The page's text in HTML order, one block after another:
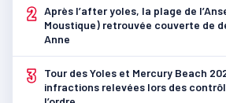
2 Après l’after yoles, la plage de
Moustique) retrouvée couverte de
Anne
3
Tour des Yoles et Mercury Beach
infractions relevées lors des